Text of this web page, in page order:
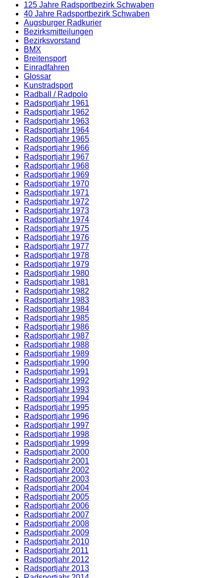
125 Jahre Radsportbezirk Schwaben
40 Jahre Radsportbezirk Schwaben
Augsburger Radkurier
Bezirksmitteilungen
Bezirksvorstand
BMX
Breitensport
Einradfahren
Glossar
Kunstradsport
Radball / Radpolo
Radsportjahr 1961
Radsportjahr 1962
Radsportjahr 1963
Radsportjahr 1964
Radsportjahr 1965
Radsportjahr 1966
Radsportjahr 1967
Radsportjahr 1968
Radsportjahr 1969
Radsportjahr 1970
Radsportjahr 1971
Radsportjahr 1972
Radsportjahr 1973
Radsportjahr 1974
Radsportjahr 1975
Radsportjahr 1976
Radsportjahr 1977
Radsportjahr 1978
Radsportjahr 1979
Radsportjahr 1980
Radsportjahr 1981
Radsportjahr 1982
Radsportjahr 1983
Radsportjahr 1984
Radsportjahr 1985
Radsportjahr 1986
Radsportjahr 1987
Radsportjahr 1988
Radsportjahr 1989
Radsportjahr 1990
Radsportjahr 1991
Radsportjahr 1992
Radsportjahr 1993
Radsportjahr 1994
Radsportjahr 1995
Radsportjahr 1996
Radsportjahr 1997
Radsportjahr 1998
Radsportjahr 1999
Radsportjahr 2000
Radsportjahr 2001
Radsportjahr 2002
Radsportjahr 2003
Radsportjahr 2004
Radsportjahr 2005
Radsportjahr 2006
Radsportjahr 2007
Radsportjahr 2008
Radsportjahr 2009
Radsportjahr 2010
Radsportjahr 2011
Radsportjahr 2012
Radsportjahr 2013